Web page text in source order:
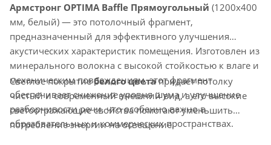
Армстронг OPTIMA Baffle Прямоугольный (1200x400
мм, белый) — это потолочный фрагмент,
предназначенный для эффективного улучшения
акустических характеристик помещения. Изготовлен из
минерального волокна с высокой стойкостью к влаге и
механическим повреждениям, этот фрагмент
обеспечивает снижение уровня шума и улучшение
разборчивости речи, что особенно важно в
образовательных и коммерческих пространствах.
Светлое покрытиебелого цветапридает потолку
чистый и современный внешний вид, а его высокие
светоотражающие свойства помогают уменьшить
потребление энергии на освещение.